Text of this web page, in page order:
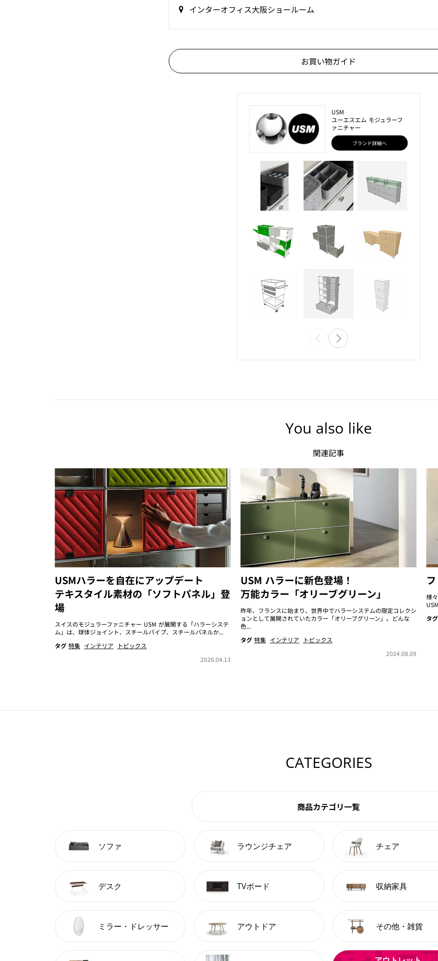
インターオフィス大阪ショールーム
お買い物ガイド
USM
ユーエスエム モジュラーフ
ァニチャー
ブランド詳細へ
You also like
関連記事
USMハラーを自在にアップデート
テキスタイル素材の「ソフトパネル」登
場
スイスのモジュラーファニチャー USM が展開する「ハラーシステ
ム」は、球体ジョイント、スチールパイプ、スチールパネルか...
タグ 特集 インテリア
トピックス
2026.04.13
USM ハラーに新色登場！
万能カラー「オリーブグリーン」
昨年、フランスに始まり、世界中でハラーシステムの限定コレクシ
ョンとして展開されていたカラー「オリーブグリーン」。どんな
色...
タグ 特集 インテリア
トピックス
2024.08.09
様
タグ
CATEGORIES
商品カテゴリ一覧
ソファ ラウンジチェア チェア
デスク TVボード 収納家具
ミラー・ドレッサー アウトドア その他・雑貨